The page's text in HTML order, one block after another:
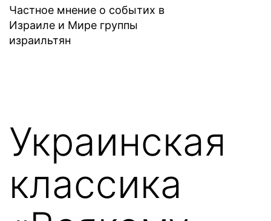
Частное мнение о событих в
Израиле и Мире группы
израильтян
Украинская
классика